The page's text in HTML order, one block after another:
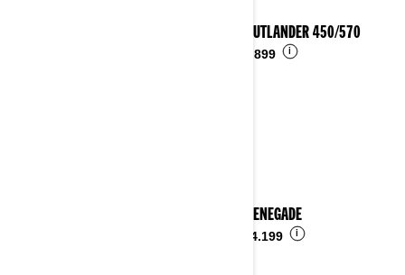
2023 OUTLANDER 450/570
€ 8.899 i
2023 RENEGADE
€ 14.199 i